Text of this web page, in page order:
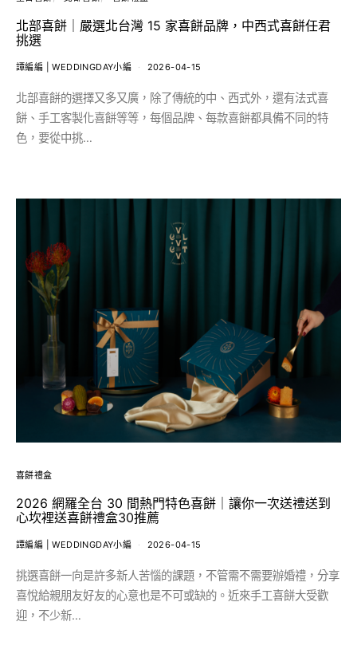
北部喜餅｜嚴選北台灣 15 家喜餅品牌，中西式喜餅任君
挑選
譚編編 | WEDDINGDAY小編 2026-04-15
北部喜餅的選擇又多又廣，除了傳統的中、西式外，還有法式喜
餅、手工客製化喜餅等等，每個品牌、每款喜餅都具備不同的特
色，要從中挑…
喜餅禮盒
2026 網羅全台 30 間熱門特色喜餅｜讓你一次送禮送到
心坎裡送喜餅禮盒30推薦
譚編編 | WEDDINGDAY小編 2026-04-15
挑選喜餅一向是許多新人苦惱的課題，不管需不需要辦婚禮，分享
喜悅給親朋友好友的心意也是不可或缺的。近來手工喜餅大受歡
迎，不少新…